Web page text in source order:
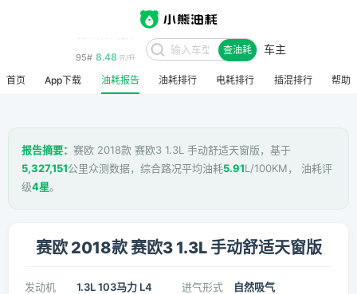
查油耗 车主
首页 App下载 油耗报告 油耗排行 电耗排行 插混排行 帮助
报告摘要： 赛欧 2018款 赛欧3 1.3L 手动舒适天窗版，基于
5,327,151公里众测数据，综合路况平均油耗5.91L/100KM， 油耗评
级4星。
赛欧 2018款 赛欧3 1.3L 手动舒适天窗版
发动机 1.3L 103马力 L4 进气形式
自然吸气